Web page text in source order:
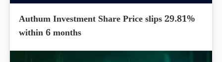
Authum Investment Share Price slips 29.81%
within 6 months